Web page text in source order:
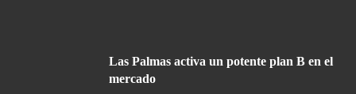
Las Palmas activa un potente plan B en el
mercado